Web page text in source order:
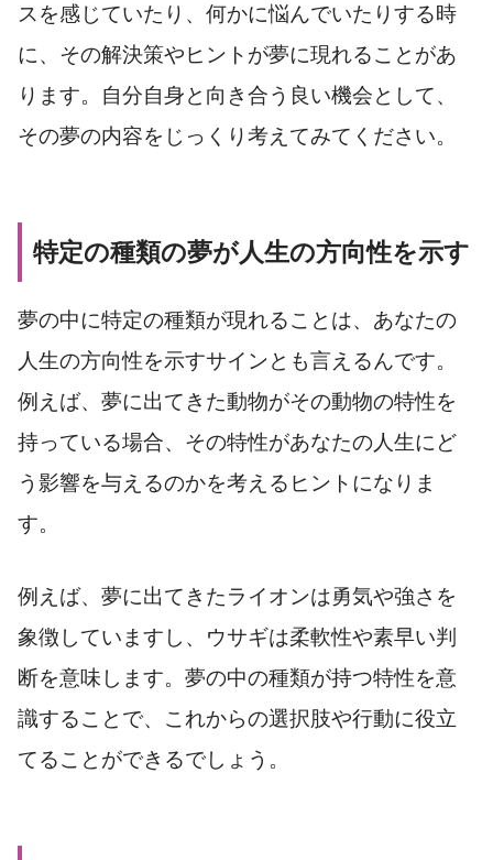
スを感じていたり、何かに悩んでいたりする時
に、その解決策やヒントが夢に現れることがあ
ります。自分自身と向き合う良い機会として、
その夢の内容をじっくり考えてみてください。
特定の種類の夢が人生の方向性を示す
夢の中に特定の種類が現れることは、あなたの
人生の方向性を示すサインとも言えるんです。
例えば、夢に出てきた動物がその動物の特性を
持っている場合、その特性があなたの人生にど
う影響を与えるのかを考えるヒントになりま
す。
例えば、夢に出てきたライオンは勇気や強さを
象徴していますし、ウサギは柔軟性や素早い判
断を意味します。夢の中の種類が持つ特性を意
識することで、これからの選択肢や行動に役立
てることができるでしょう。